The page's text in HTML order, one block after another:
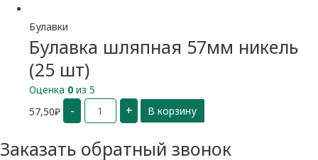
Булавки
Булавка шляпная 57мм никель
(25 шт)
Оценка 0 из 5
57,50₽ -
Количество
Булавка
шляпная
никель
(25
+ В корзину
Заказать обратный звонок